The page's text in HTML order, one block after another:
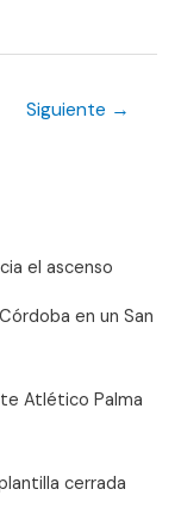
Siguiente →
el ascenso
en un San
Atlético Palma
cerrada